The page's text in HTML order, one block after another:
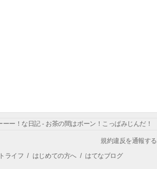
ー！な日記 - お茶の間はボーン！こっぱみじんだ！
規約違反を通報する
ライフ / はじめての方へ/ はてなブログ